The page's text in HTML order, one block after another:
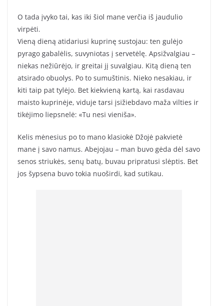
O tada įvyko tai, kas iki šiol mane verčia iš jaudulio
virpėti.
Vieną dieną atidariusi kuprinę sustojau: ten gulėjo
pyrago gabalėlis, suvyniotas į servetėlę. Apsižvalgiau –
niekas nežiūrėjo, ir greitai jį suvalgiau. Kitą dieną ten
atsirado obuolys. Po to sumuštinis. Nieko nesakiau, ir
kiti taip pat tylėjo. Bet kiekvieną kartą, kai rasdavau
maisto kuprinėje, viduje tarsi įsižiebdavo maža vilties ir
tikėjimo liepsnelė: «Tu nesi vieniša».
Kelis mėnesius po to mano klasiokė Džojė pakvietė
mane į savo namus. Abejojau – man buvo gėda dėl savo
senos striukės, senų batų, buvau pripratusi slėptis. Bet
jos šypsena buvo tokia nuoširdi, kad sutikau.